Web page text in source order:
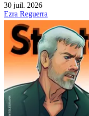
30 juil. 2026
Ezra Reguerra